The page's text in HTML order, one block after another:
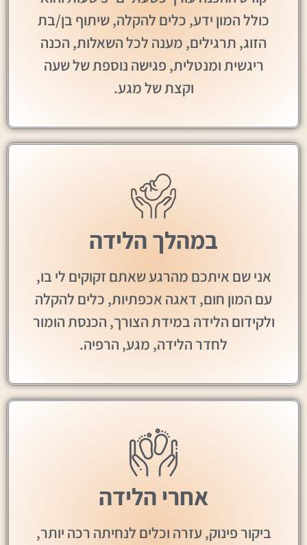
כולל המון ידע, כלים להקלה, שיתוף בן/בת
הזוג, תרגילים, מענה לכל השאלות, הכנה
ריגשית ומנטלית, פגישה נוספת של שעה
וקצת של מגע.
במהלך הלידה
אני שם איתכם מהרגע שאתם זקוקים לי בו,
עם המון חום, דאגה אכפתיות, כלים להקלה
ולקידום הלידה במידת הצורך, הכנסת הומור
לחדר הלידה, מגע, הרפיה.
אחרי הלידה
ביקור פינוק, עזרה וכלים לנחיתה רכה יותר,